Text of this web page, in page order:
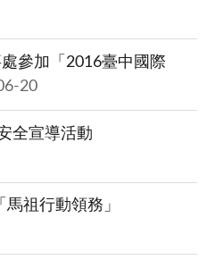
參加「2016臺中國際
20
全宣導活動
祖行動領務」